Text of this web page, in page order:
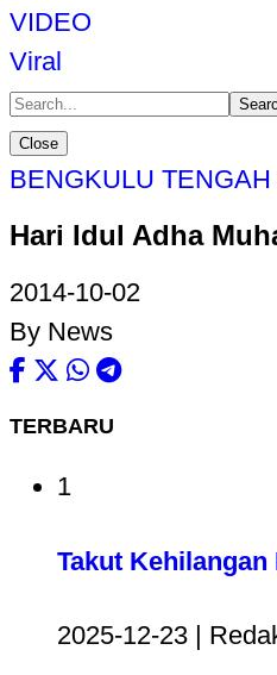
VIDEO
Viral
Close
BENGKULU TENGAH
Hari Idul Adha
2014-10-02
By News
TERBARU
1
Takut
2025-12-23 |